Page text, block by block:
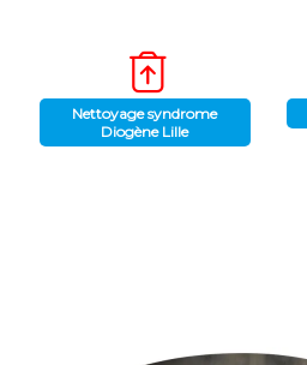
Nettoyage syndrome
Diogène Lille